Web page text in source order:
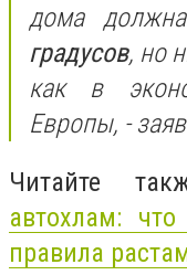
дома
градусов, но
как в
Европы, -
Читайте
автохлам:
правила